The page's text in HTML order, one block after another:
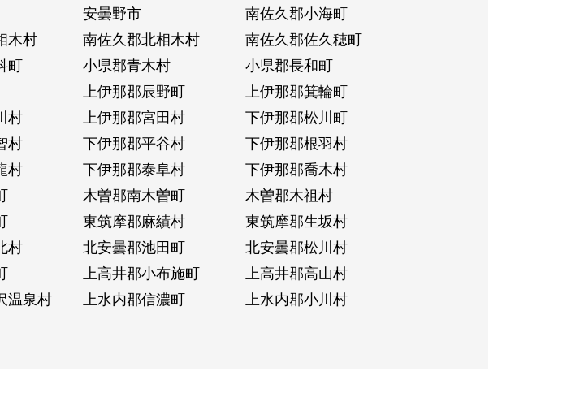
安曇野市
南佐久郡小海町
木村 南佐久郡北相木村
南佐久郡佐久穂町
町 小県郡青木村
小県郡長和町
上伊那郡辰野町
上伊那郡箕輪町
村 上伊那郡宮田村
下伊那郡松川町
村 下伊那郡平谷村
下伊那郡根羽村
村 下伊那郡泰阜村
下伊那郡喬木村
木曽郡南木曽町
木曽郡木祖村
東筑摩郡麻績村
東筑摩郡生坂村
村 北安曇郡池田町
北安曇郡松川村
上高井郡小布施町
上高井郡高山村
温泉村 上水内郡信濃町
上水内郡小川村